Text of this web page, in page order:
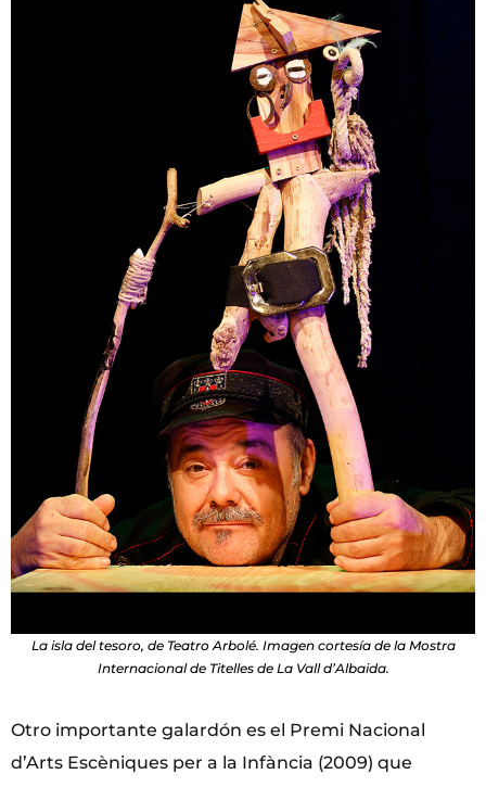
La isla del tesoro, de Teatro Arbolé. Imagen cortesía de la Mostra
Internacional de Titelles de La Vall d’Albaida.
Otro importante galardón es el Premi Nacional
d’Arts Escèniques per a la Infància (2009) que